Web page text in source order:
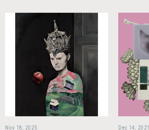
Nov 18, 2025 Dec 14, 2021